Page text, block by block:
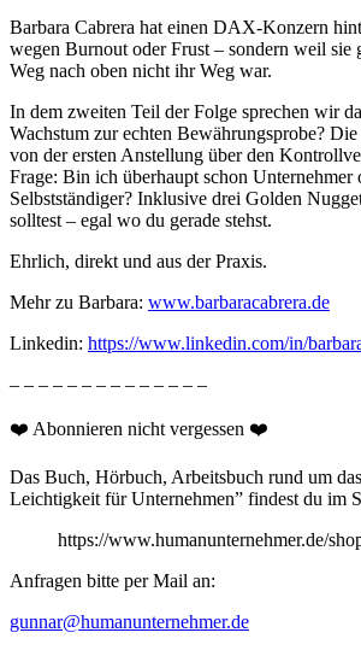
Barbara Cabrera hat einen DAX-Konzern
wegen Burnout oder Frust – sondern weil sie
Weg nach oben nicht ihr Weg war.
In dem zweiten Teil der Folge sprechen wir
Wachstum zur echten Bewährungsprobe?
von der ersten Anstellung über den
Frage: Bin ich überhaupt schon Unternehmer
Selbstständiger? Inklusive drei Golden
solltest – egal wo du gerade stehst.
Ehrlich, direkt und aus der Praxis.
Mehr zu Barbara: www.barbaracabrera.de
Linkedin: https://www.linkedin.com/in/
– – – – – – – – – – – – – –
❤️ Abonnieren nicht vergessen ❤️
Das Buch, Hörbuch, Arbeitsbuch rund um
Leichtigkeit für Unternehmen” findest du im
https://www.humanunternehmer.de/
Anfragen bitte per Mail an:
gunnar@humanunternehmer.de